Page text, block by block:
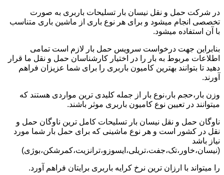
در شرکت حمل و نقل نیسان بار تسلیحات باربری به صورت
تخصصی انجام میشود و برای هر نوع باری از ماشین باری متناسب
با آن استفاده میشود.
بنابراین جهت درخواست سرویس حمل بار لازم است تمامی
اطلاعات مربوط به بار را در اختیار کارشناسان حمل و نقل ما قرار
دهید تا بتوانند بهترین کامیون باربری را برای شما عزیزان فراهم
آورند.
وزن بار،حجم بار،نوع بار از جمله کلیدی ترین مواردی هستند که
میتوانند در تعیین نوع کامیون باربری موثر باشند.
ناوگان حمل و نقل نیسان بار تسلیحات کامل ترین ناوگان حمل و
نقل در کشور است و هر نوع ماشینی که برای حمل بار شما مورد
نیاز باشد
(نیسان،خاور،تک،جفت،تریلی،ایسوزو،ترانزیت،کمرشکن،بوژی)
را میتواند با ارزان ترین نرخ کرایه باربری برایتان فراهم آورد.